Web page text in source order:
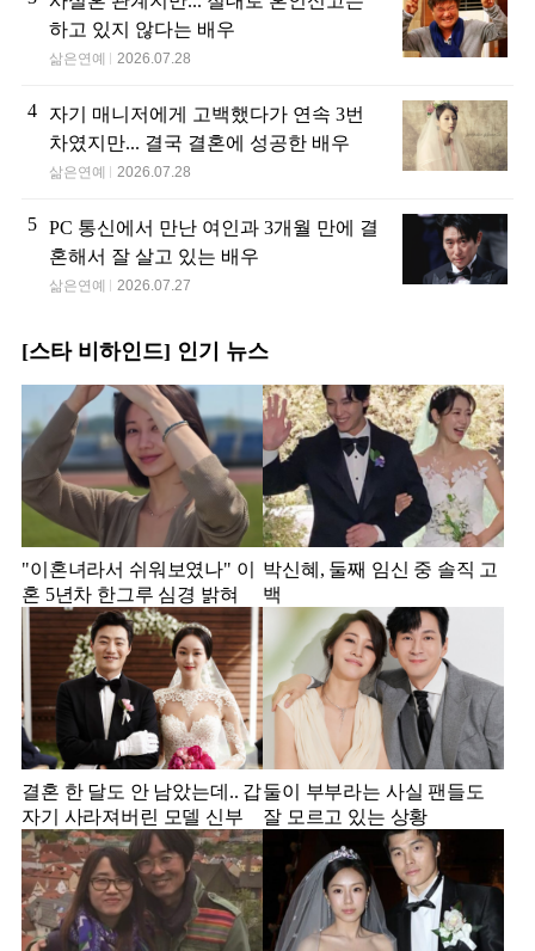
하고 있지 않다는 배우
삶은연예 2026.07.28
4
자기 매니저에게 고백했다가 연속 3번
차였지만... 결국 결혼에 성공한 배우
삶은연예 2026.07.28
5 PC 통신에서 만난 여인과 3개월 만에 결
혼해서 잘 살고 있는 배우
삶은연예 2026.07.27
[스타 비하인드] 인기 뉴스
"이혼녀라서 쉬워보였나" 이
혼 5년차 한그루 심경 밝혀
박신혜, 둘째 임신 중 솔직 고
백
결혼 한 달도 안 남았는데.. 갑
자기 사라져버린 모델 신부
둘이 부부라는 사실 팬들도
잘 모르고 있는 상황